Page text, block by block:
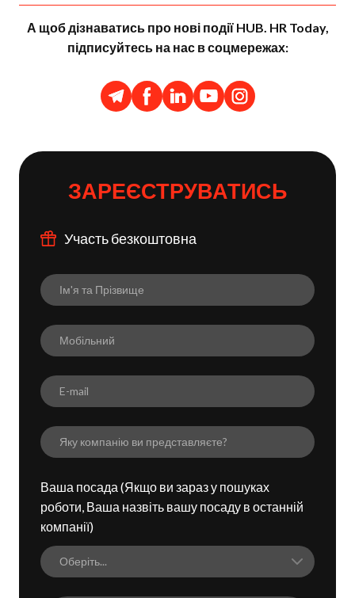
А щоб дізнаватись про нові події HUB. HR Today,
підписуйтесь на нас в соцмережах:
ЗАРЕЄСТРУВАТИСЬ
Участь безкоштовна
Ваша посада (Якщо ви зараз у пошуках
роботи, Ваша назвіть вашу посаду в останній
компанії)